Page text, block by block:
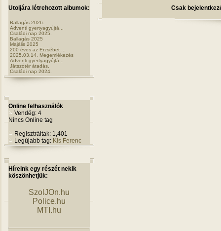
Utoljára létrehozott albumok:
Ballagás 2026.
Adventi gyertyagyújtá...
Családi nap 2025.
Ballagás 2025
Majális 2025
200 éves az Erzsébet ...
2025.03.14. Megemlékezés
Adventi gyertyagyújtá...
Játszótér átadás.
Családi nap 2024.
Online felhasználók
Vendég: 4
Nincs Online tag
Regisztráltak: 1,401
Legújabb tag: Kis Ferenc
Híreink egy részét nekik
köszönhetjük:
SzolJOn.hu
Police.hu
MTI.hu
Csak